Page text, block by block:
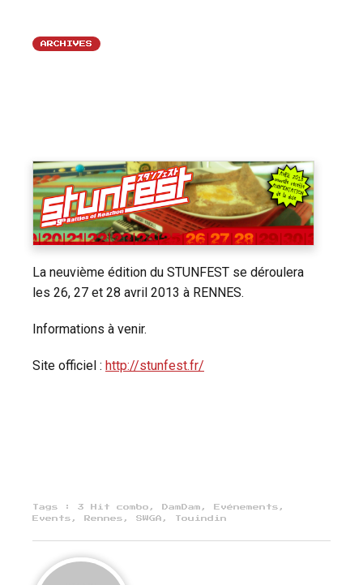
ARCHIVES
La neuvième édition du STUNFEST se déroulera
les 26, 27 et 28 avril 2013 à RENNES.
Informations à venir.
Site officiel : http://stunfest.fr/
Tags : 3 Hit combo , DamDam , Evénements ,
Events , Rennes , SWGA , Touindin